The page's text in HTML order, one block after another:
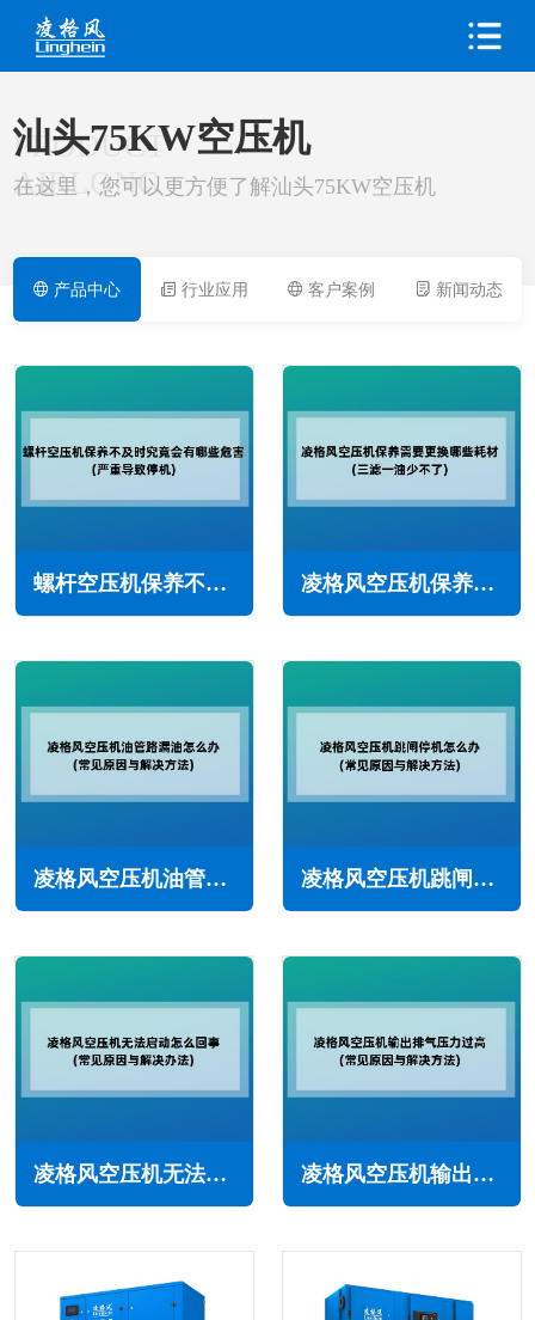
PRODUCT
AIRLONG
汕头75KW空压机
在这里，您可以更方便了解汕头75KW空压机
产品中心 行业应用 客户案例 新闻动态
螺杆空压机保养不及时究竟会有哪些危害(严重导致停机) 凌格风空压机保养需要更换哪些耗材(三滤一油少不了)
凌格风空压机油管路漏油怎么办(常见原因与解决方法) 凌格风空压机跳闸停机怎么办(常见原因与解决方法)
凌格风空压机无法启动怎么回事(常见原因与解决办法) 凌格风空压机输出排气压力过高怎么办(常见原因与解决方法)